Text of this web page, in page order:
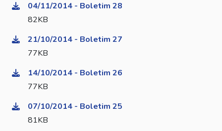
04/11/2014 - Boletim 28
82KB
21/10/2014 - Boletim 27
77KB
14/10/2014 - Boletim 26
77KB
07/10/2014 - Boletim 25
81KB